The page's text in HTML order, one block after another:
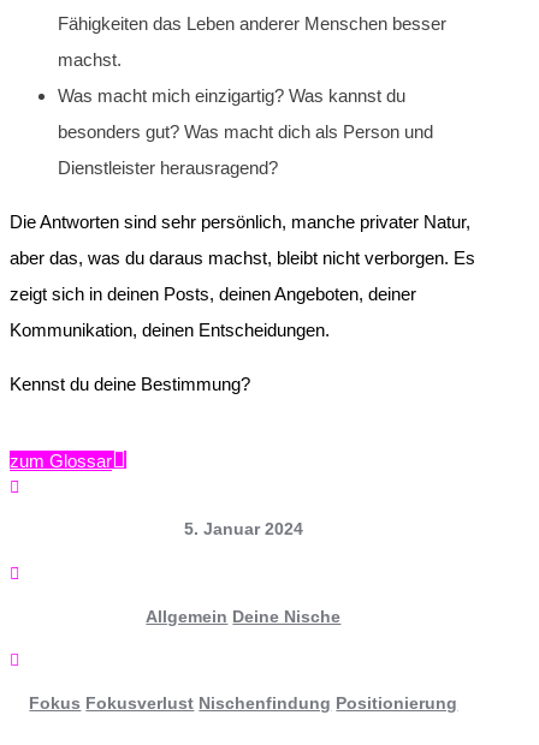
Fähigkeiten das Leben anderer Menschen besser
machst.
Was macht mich einzigartig? Was kannst du
besonders gut? Was macht dich als Person und
Dienstleister herausragend?
Die Antworten sind sehr persönlich, manche privater Natur,
aber das, was du daraus machst, bleibt nicht verborgen. Es
zeigt sich in deinen Posts, deinen Angeboten, deiner
Kommunikation, deinen Entscheidungen.
Kennst du deine Bestimmung?
zum Glossar

5. Januar 2024

Allgemein Deine Nische

Fokus Fokusverlust Nischenfindung Positionierung